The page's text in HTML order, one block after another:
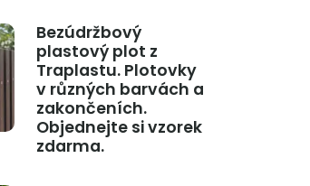
Bezúdržbový
plastový plot z
Traplastu. Plotovky
v různých barvách a
zakončeních.
Objednejte si vzorek
zdarma.